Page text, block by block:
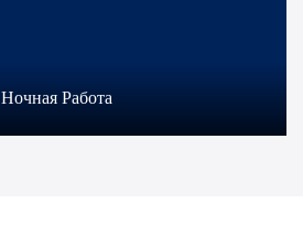
Ночная Работа